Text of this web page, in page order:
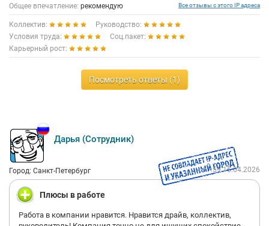
Общее впечатление: рекомендую Все отзывы с этого IP адреса
Коллектив:
Руководство:
Условия труда:
Соц.пакет:
Карьерный рост:
Посмотреть ответы (1)
Дарья (Сотрудник)
Город: Санкт-Петербург 17:59 16.04.2026
Плюсы в работе
Работа в компании нравится. Нравится драйв, коллектив,